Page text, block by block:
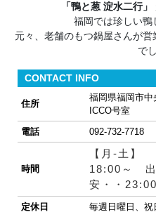
「鴨と葱 淀水二行」
福岡では珍しい鴨
元々、老舗のもつ鍋屋さんが
で
CONTACT INFO
住所
福岡県福岡市
ICCO号室
電話
092-732-7718
時間
【月-土】
18:00～ 出
安・・
定休日 毎週日曜日、祝